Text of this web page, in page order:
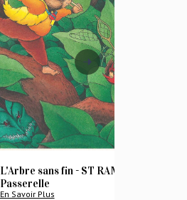
L'Arbre sans fin - ST RAMBERT (42), La
Passerelle
En Savoir Plus